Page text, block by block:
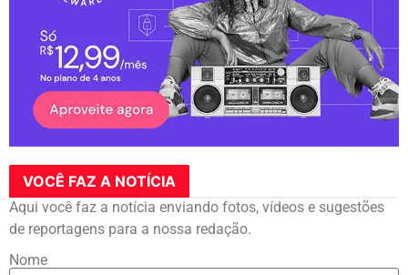
VOCÊ FAZ A NOTÍCIA
Aqui você faz a notícia enviando fotos, vídeos e sugestões
de reportagens para a nossa redação.
Nome